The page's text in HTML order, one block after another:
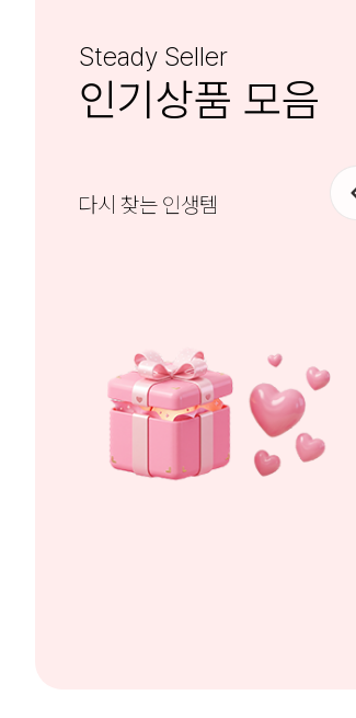
Steady Seller
인기상품 모음
다시 찾는 인생템